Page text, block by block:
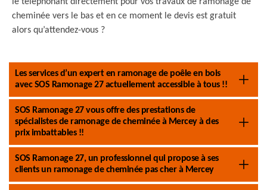
cheminée vers le bas et en ce moment le devis est gratuit
alors qu’attendez-vous ?
Les services d’un expert en ramonage de poêle en bois
avec SOS Ramonage 27 actuellement accessible à tous !!
SOS Ramonage 27 vous offre des prestations de
spécialistes de ramonage de cheminée à Mercey à des
prix imbattables !!
SOS Ramonage 27, un professionnel qui propose à ses
clients un ramonage de cheminée pas cher à Mercey